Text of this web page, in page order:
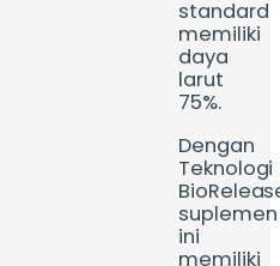
standard
memiliki
daya
larut
75%.
Dengan
Teknologi
suplemen
ini
memiliki